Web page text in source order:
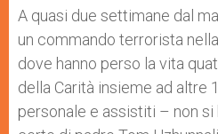
p
p
g
e
r
o
k
r
A quasi due settimane dal
un commando terrorista
dove hanno perso la vita
della Carità insieme ad altre
personale e assistiti – non si